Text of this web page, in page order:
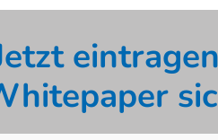
eintragen